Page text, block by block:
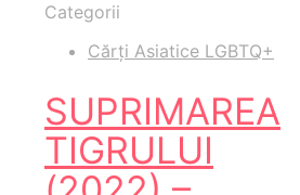
Categorii
Cărți Asiatice LGBTQ+
SUPRIMAREA
TIGRULUI